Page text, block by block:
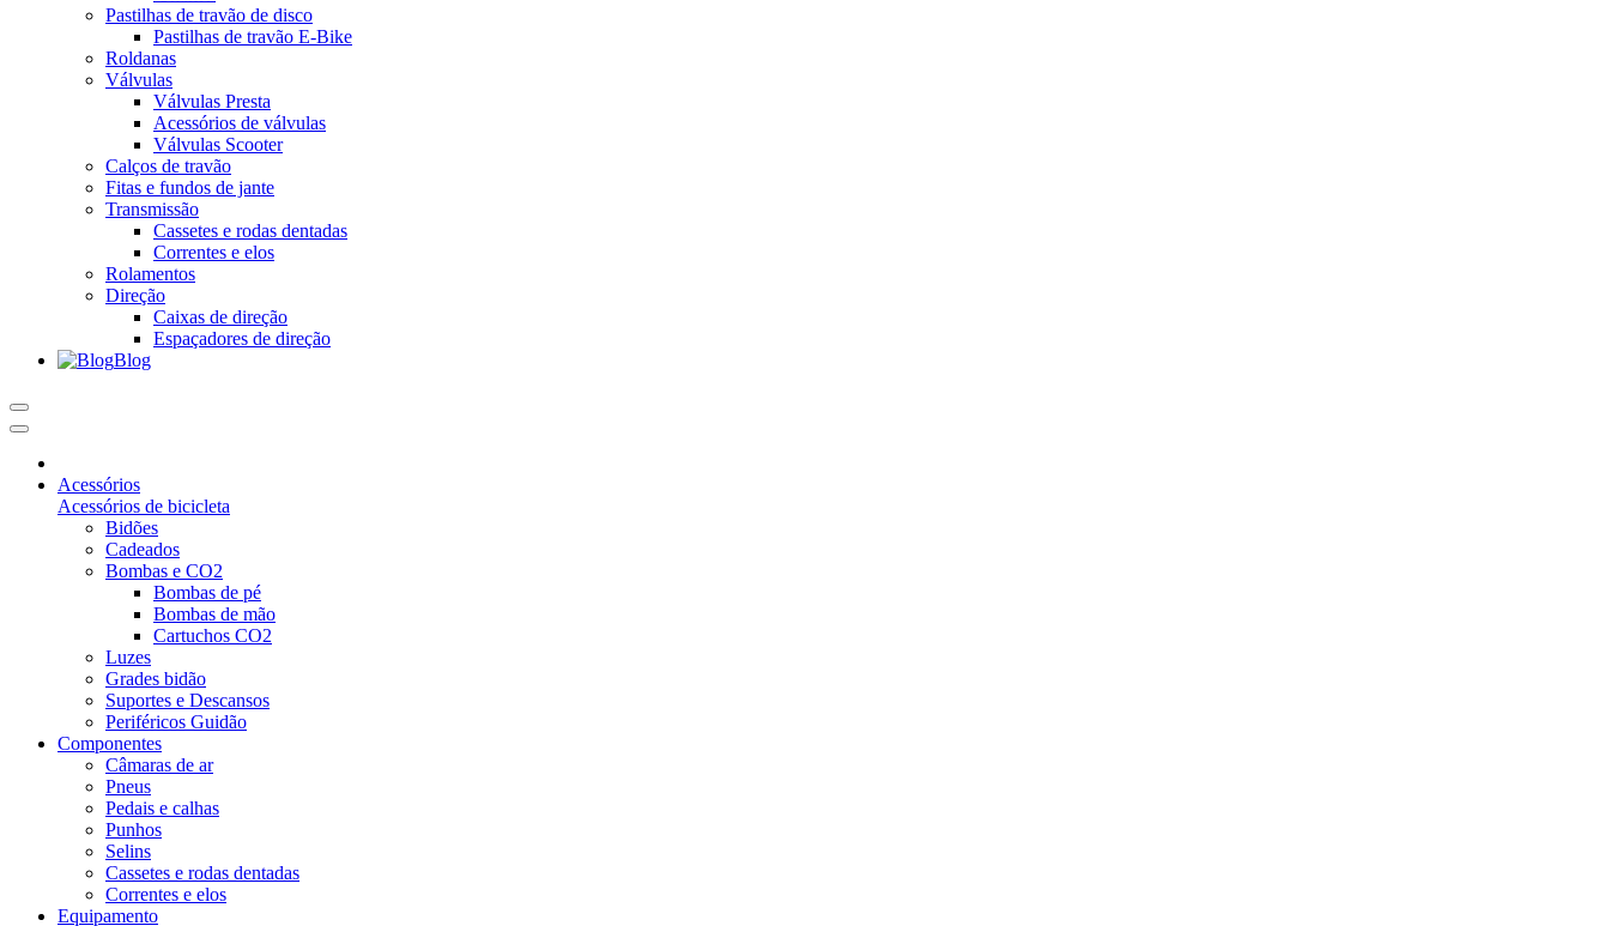
Pastilhas de travão de disco
Pastilhas de travão E-Bike
Roldanas
Válvulas
Válvulas Presta
Acessórios de válvulas
Válvulas Scooter
Calços de travão
Fitas e fundos de jante
Transmissão
Cassetes e rodas dentadas
Correntes e elos
Rolamentos
Direção
Caixas de direção
Espaçadores de direção
Blog
Acessórios
Acessórios de bicicleta
Bidões
Cadeados
Bombas e CO2
Bombas de pé
Bombas de mão
Cartuchos CO2
Luzes
Grades bidão
Suportes e Descansos
Periféricos Guidão
Componentes
Câmaras de ar
Pneus
Pedais e calhas
Punhos
Selins
Cassetes e rodas dentadas
Correntes e elos
Equipamento